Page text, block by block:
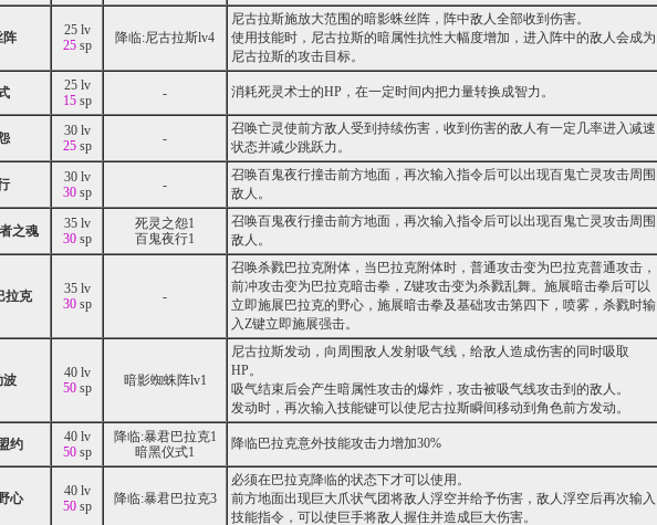
阵
25 lv
25sp 降临:尼古拉斯lv4
尼古拉斯施放大范围的暗影蛛丝阵，阵中敌人全部收到伤害。
使用技能时，尼古拉斯的暗属性抗性大幅度增加，进入阵中的敌人会成为
尼古拉斯的攻击目标。
25 lv
15 sp - 消耗死灵术士的HP，在一定时间内把力量转换成智力。
30 lv
25sp -
召唤亡灵使前方敌人受到持续伤害，收到伤害的敌人有一定几率进入减速
状态并减少跳跃力。
30 lv
30sp -
召唤百鬼夜行撞击前方地面，再次输入指令后可以出现百鬼亡灵攻击周围
敌人。
之魂
35 lv
30 sp
死灵之怨1
百鬼夜行1
召唤百鬼夜行撞击前方地面，再次输入指令后可以出现百鬼亡灵攻击周围
敌人。
拉克
35 lv
30sp -
召唤杀戮巴拉克附体，当巴拉克附体时，普通攻击变为巴拉克普通攻击，
前冲攻击变为巴拉克暗击拳，Z键攻击变为杀戮乱舞。施展暗击拳后可以
立即施展巴拉克的野心，施展暗击拳及基础攻击第四下，喷雾，杀戮时输
入Z键立即施展强击。
波
40 lv
50 sp 暗影蜘蛛阵lv1
尼古拉斯发动，向周围敌人发射吸气线，给敌人造成伤害的同时吸取
HP。
吸气结束后会产生暗属性攻击的爆炸，攻击被吸气线攻击到的敌人。
发动时，再次输入技能键可以使尼古拉斯瞬间移动到角色前方发动。
约
40 lv
50 sp
降临:暴君巴拉克1
暗黑仪式1
降临巴拉克意外技能攻击力增加30%
心
40 lv
50sp 降临:暴君巴拉克3
必须在巴拉克降临的状态下才可以使用。
前方地面出现巨大爪状气团将敌人浮空并给予伤害，敌人浮空后再次输入
技能指令，可以使巨手将敌人握住并造成巨大伤害。